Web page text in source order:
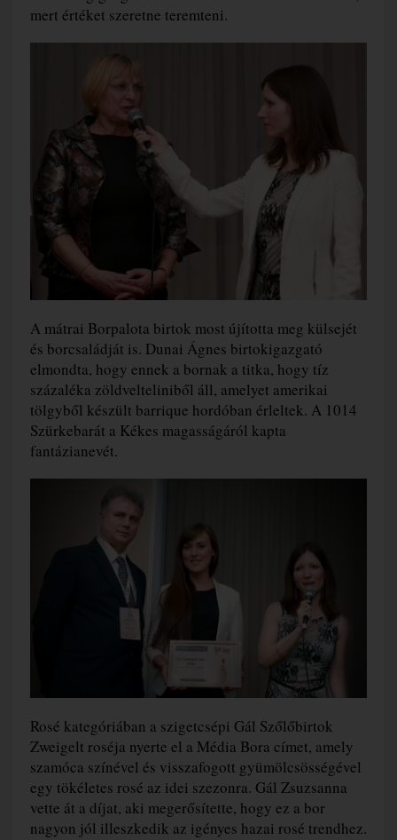
mert értéket szeretne teremteni.
A mátrai Borpalota birtok most újította meg külsejét
és borcsaládját is. Dunai Ágnes birtokigazgató
elmondta, hogy ennek a bornak a titka, hogy tíz
százaléka zöldvelteliniből áll, amelyet amerikai
tölgyből készült barrique hordóban érleltek. A 1014
Szürkebarát a Kékes magasságáról kapta
fantázianevét.
Rosé kategóriában a szigetcsépi Gál Szőlőbirtok
Zweigelt roséja nyerte el a Média Bora címet, amely
szamóca színével és visszafogott gyümölcsösségével
egy tökéletes rosé az idei szezonra. Gál Zsuzsanna
vette át a díjat, aki megerősítette, hogy ez a bor
nagyon jól illeszkedik az igényes hazai rosé trendhez.